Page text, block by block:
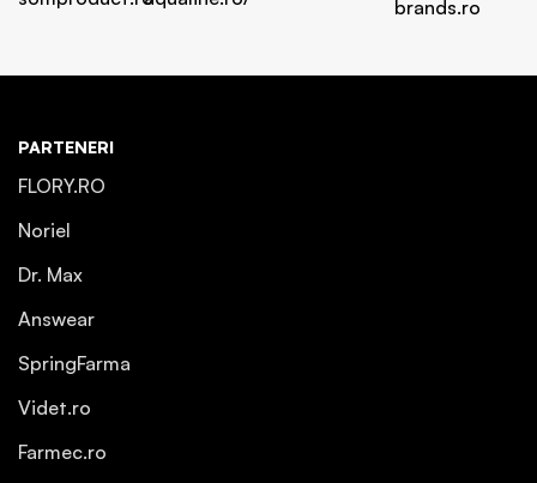
PARTENERI
FLORY.RO
Noriel
Dr. Max
Answear
SpringFarma
Videt.ro
Farmec.ro